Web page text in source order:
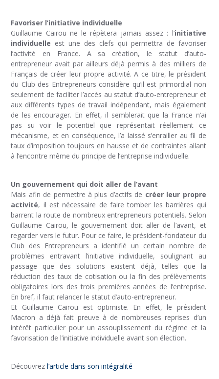
Favoriser l’initiative individuelle
Guillaume Cairou ne le répètera jamais assez : l’initiative
individuelle est une des clefs qui permettra de favoriser
l’activité en France. A sa création, le statut d’auto-
entrepreneur avait par ailleurs déjà permis à des milliers de
Français de créer leur propre activité. A ce titre, le président
du Club des Entrepreneurs considère qu’il est primordial non
seulement de faciliter l’accès au statut d’auto-entrepreneur et
aux différents types de travail indépendant, mais également
de les encourager. En effet, il semblerait que la France n’ai
pas su voir le potentiel que représentait réellement ce
mécanisme, et en conséquence, l’a laissé s’enrailler au fil de
taux d’imposition toujours en hausse et de contraintes allant
à l’encontre même du principe de l’entreprise individuelle.
Un gouvernement qui doit aller de l’avant
Mais afin de permettre à plus d’actifs de créer leur propre
activité, il est nécessaire de faire tomber les barrières qui
barrent la route de nombreux entrepreneurs potentiels. Selon
Guillaume Cairou, le gouvernement doit aller de l’avant, et
regarder vers le futur. Pour ce faire, le président-fondateur du
Club des Entrepreneurs a identifié un certain nombre de
problèmes entravant l’initiative individuelle, soulignant au
passage que des solutions existent déjà, telles que la
réduction des taux de cotisation ou la fin des prélèvements
obligatoires lors des trois premières années de l’entreprise.
En bref, il faut relancer le statut d’auto-entrepreneur.
Et Guillaume Cairou est optimiste. En effet, le président
Macron a déjà fait preuve à de nombreuses reprises d’un
intérêt particulier pour un assouplissement du régime et la
favorisation de l’initiative individuelle avant son élection.
Découvrez l’article dans son intégralité